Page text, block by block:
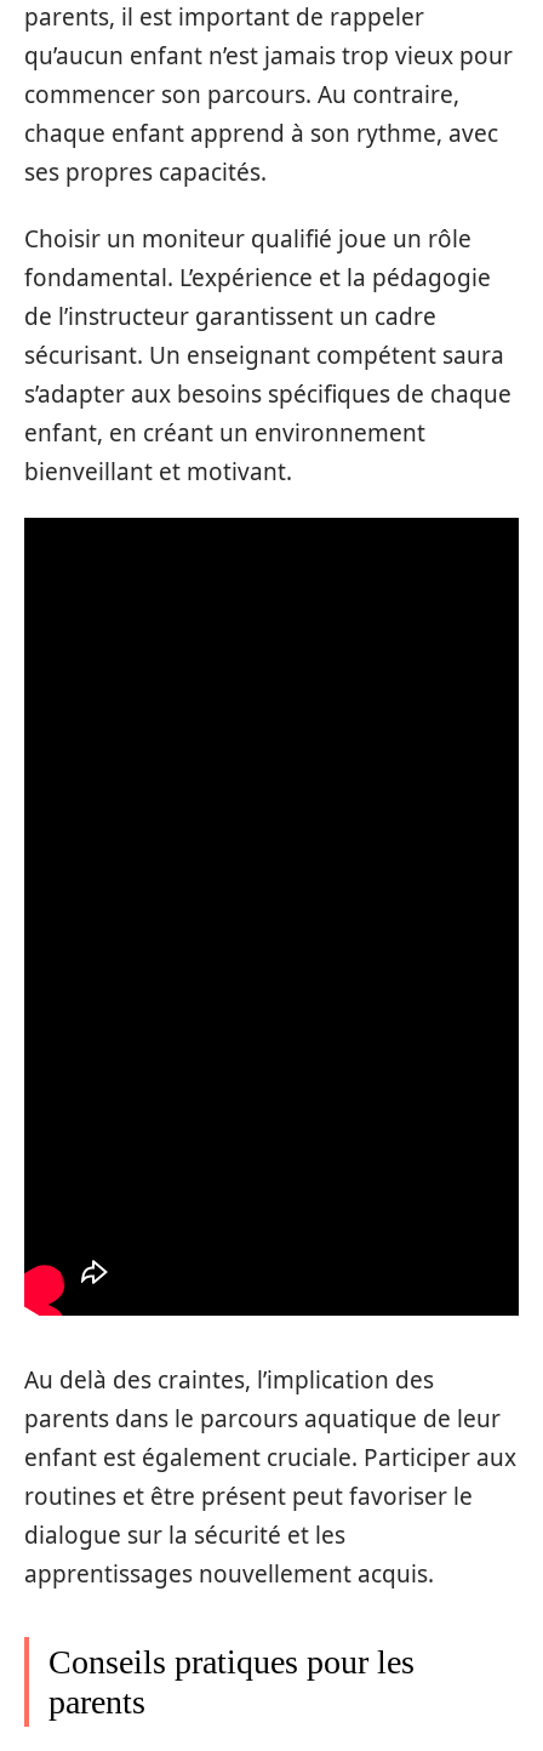
parents, il est important de rappeler
qu’aucun enfant n’est jamais trop vieux pour
commencer son parcours. Au contraire,
chaque enfant apprend à son rythme, avec
ses propres capacités.
Choisir un moniteur qualifié joue un rôle
fondamental. L’expérience et la pédagogie
de l’instructeur garantissent un cadre
sécurisant. Un enseignant compétent saura
s’adapter aux besoins spécifiques de chaque
enfant, en créant un environnement
bienveillant et motivant.
Au delà des craintes, l’implication des
parents dans le parcours aquatique de leur
enfant est également cruciale. Participer aux
routines et être présent peut favoriser le
dialogue sur la sécurité et les
apprentissages nouvellement acquis.
Conseils pratiques pour les
parents